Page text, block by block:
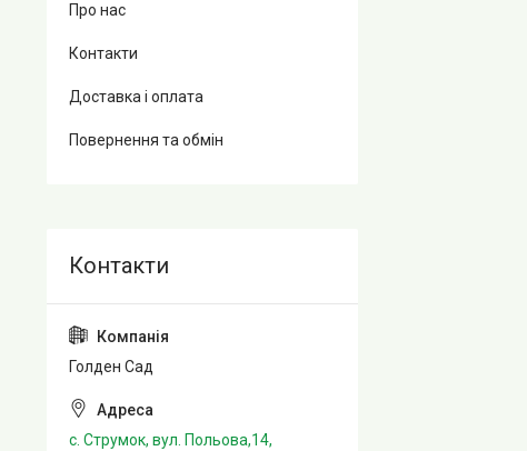
Про нас
Контакти
Доставка і оплата
Повернення та обмін
Голден Сад
с. Струмок, вул. Польова,14,